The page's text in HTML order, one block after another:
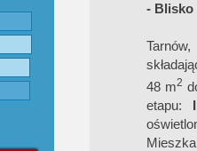
- Blisko
48 m2
etapu: